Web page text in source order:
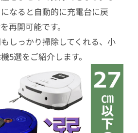
なると自動的に充電台に戻
再開可能です。
しっかり掃除してくれる、小
5選をご紹介します。